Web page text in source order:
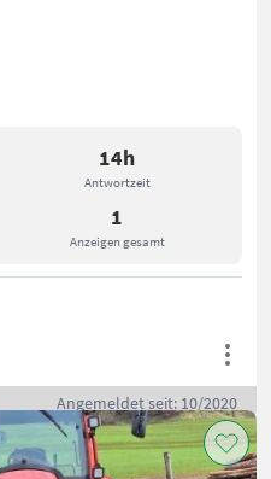
14h
Antwortzeit
1
Anzeigen gesamt
Angemeldet seit: 10/2020